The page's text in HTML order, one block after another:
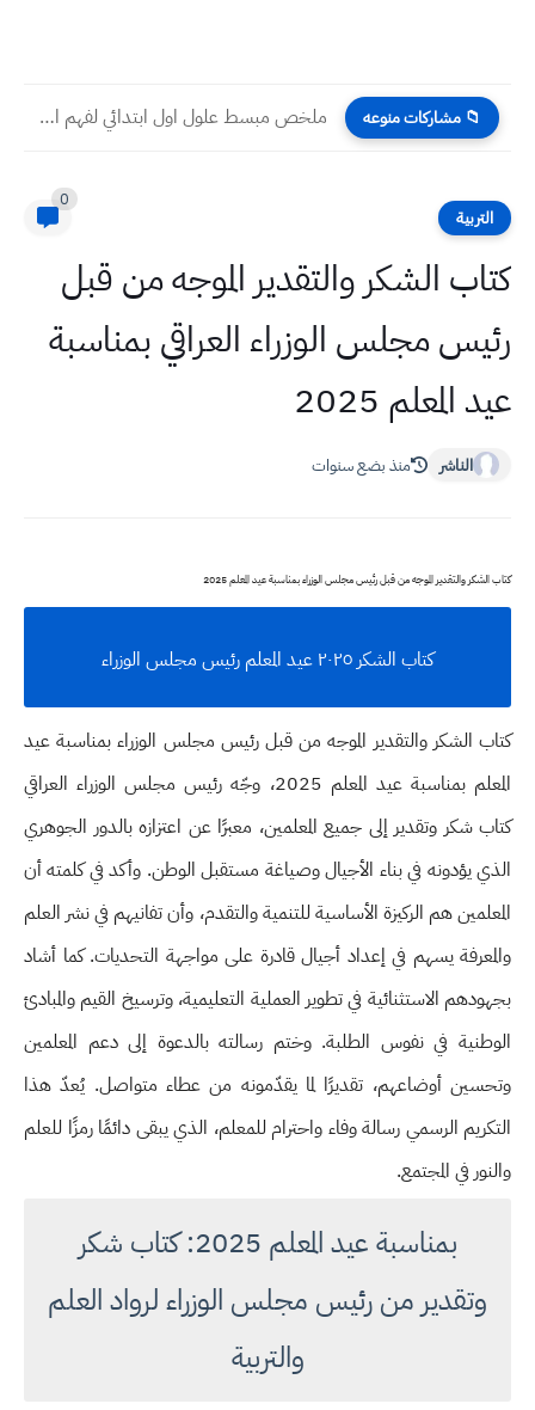
📁 مشاركات منوعه ملخص مبسط علول اول ابتدائي لفهم المادة للتلميذ
التربية
0
كتاب الشكر والتقدير الموجه من قبل
رئيس مجلس الوزراء العراقي بمناسبة
عيد المعلم 2025
الناشر منذ بضع سنوات
كتاب الشكر والتقدير الموجه من قبل رئيس مجلس الوزراء بمناسبة عيد المعلم 2025
كتاب الشكر ٢٠٢٥ عيد المعلم رئيس مجلس الوزراء
كتاب الشكر والتقدير الموجه من قبل رئيس مجلس الوزراء بمناسبة عيد
المعلم بمناسبة عيد المعلم 2025، وجّه رئيس مجلس الوزراء العراقي
كتاب شكر وتقدير إلى جميع المعلمين، معبرًا عن اعتزازه بالدور الجوهري
الذي يؤدونه في بناء الأجيال وصياغة مستقبل الوطن. وأكد في كلمته أن
المعلمين هم الركيزة الأساسية للتنمية والتقدم، وأن تفانيهم في نشر العلم
والمعرفة يسهم في إعداد أجيال قادرة على مواجهة التحديات. كما أشاد
بجهودهم الاستثنائية في تطوير العملية التعليمية، وترسيخ القيم والمبادئ
الوطنية في نفوس الطلبة. وختم رسالته بالدعوة إلى دعم المعلمين
وتحسين أوضاعهم، تقديرًا لما يقدّمونه من عطاء متواصل. يُعدّ هذا
التكريم الرسمي رسالة وفاء واحترام للمعلم، الذي يبقى دائمًا رمزًا للعلم
والنور في المجتمع.
بمناسبة عيد المعلم 2025: كتاب شكر
وتقدير من رئيس مجلس الوزراء لرواد العلم
والتربية